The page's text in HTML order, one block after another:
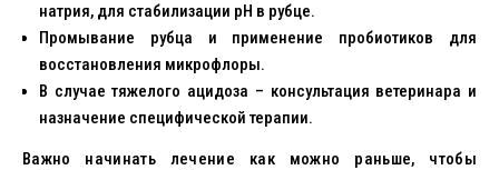
натрия, для стабилизации pH в рубце.
Промывание рубца и применение пробиотиков для
восстановления микрофлоры.
В случае тяжелого ацидоза – консультация ветеринара и
назначение специфической терапии.
Важно начинать лечение как можно раньше, чтобы